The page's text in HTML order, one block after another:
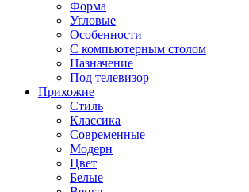
Форма
Угловые
Особенности
С компьютерным столом
Назначение
Под телевизор
Прихожие
Стиль
Классика
Современные
Модерн
Цвет
Белые